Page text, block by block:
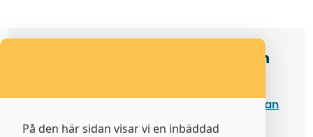
Övervakningsplaner: Kraftringen
Åtgärdsrapport enligt Övervakningsplan
Elnät 2025 (53 KB pdf) Öppnas i nytt fönster
På den här sidan visar vi en inbäddad